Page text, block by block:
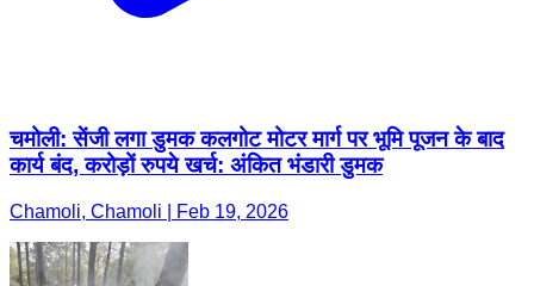
चमोली: सेंजी लगा डुमक कलगोट मोटर मार्ग पर भूमि पूजन के बाद
कार्य बंद, करोड़ों रुपये खर्च: अंकित भंडारी डुमक
Chamoli, Chamoli | Feb 19, 2026